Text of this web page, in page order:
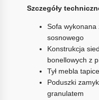
Szczegóły
Sofa wykonana
sosnowego
Konstrukcja
bonellowych z
Tył mebla
Poduszki
granulatem